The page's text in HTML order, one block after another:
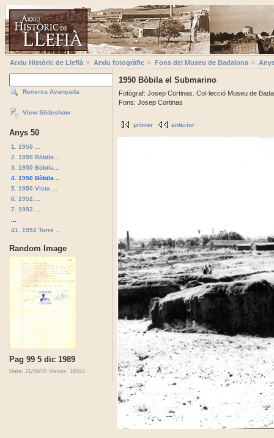
Arxiu Històric de Llefià Arxiu fotogràfic Fons del Museu de Badalona
Recerca Avançada
View Slideshow
Anys 50
1. 1950 ...
2. 1950 Bòbila...
3. 1950 Bòbila...
4. 1950 Bòbila...
5. 1950 Vista ...
6. 1952....
7. 1952....
41. 1952 Torre ...
Random Image
Pag 99 5 dic 1989
Data: 21/08/05 Visites: 16022
1950 Bòbila el Submarino
Fotògraf: Josep Cortinas. Col·lecció Museu de
Fons: Josep Cortinas
primer anterior